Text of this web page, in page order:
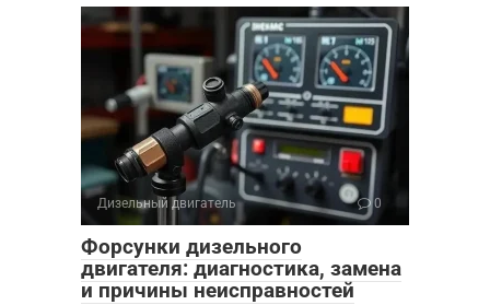
Дизельный двигатель 0
Форсунки дизельного
двигателя: диагностика, замена
и причины неисправностей